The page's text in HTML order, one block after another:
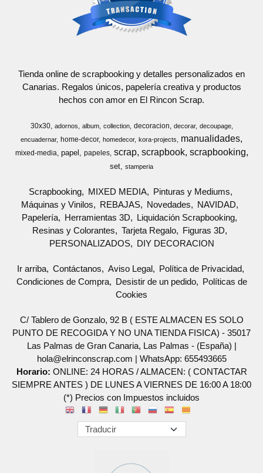
Tienda online de scrapbooking y detalles personalizados en
Canarias. Regalos únicos, papelería creativa y productos
hechos con amor en El Rincon Scrap.
30x30 adornos album collection decoracion decorar
decoupage
encuadernar
home-decor homedecor kora-projects manualidades
mixed-media papel papeles scrap scrapbook scrapbooking
set stamperia
Scrapbooking MIXED MEDIA
Pinturas y Mediums
Máquinas y Vinilos
REBAJAS Novedades
NAVIDAD
Papelería
Herramientas 3D
Liquidación Scrapbooking
Resinas y Colorantes
Tarjeta Regalo
Figuras 3D
PERSONALIZADOS
DIY DECORACION
Ir arriba Contáctanos Aviso Legal
Política de Privacidad
Condiciones de Compra
Desistir de un pedido
Políticas de
Cookies
C/ Tablero de Gonzalo, 92 B ( ESTE ALMACEN ES SOLO
PUNTO DE RECOGIDA Y NO UNA TIENDA FISICA) - 35017
Las Palmas de Gran Canaria, Las Palmas - (España) |
hola@elrinconscrap.com | WhatsApp: 655493665
Horario: ONLINE: 24 HORAS / ALMACEN: ( CONTACTAR
SIEMPRE ANTES ) DE LUNES A VIERNES DE 16:00 A 18:00
(*) Precios con Impuestos incluidos